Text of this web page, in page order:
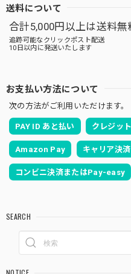
送料について
合計5,000円以上は送料無
追跡可能なクリックポスト配送
10日以内に発送いたします
お支払い方法について
次の方法がご利用いただけます。
PAY ID あと払い クレジッ
Amazon Pay キャリア決済
コンビニ決済またはPay-easy
SEARCH